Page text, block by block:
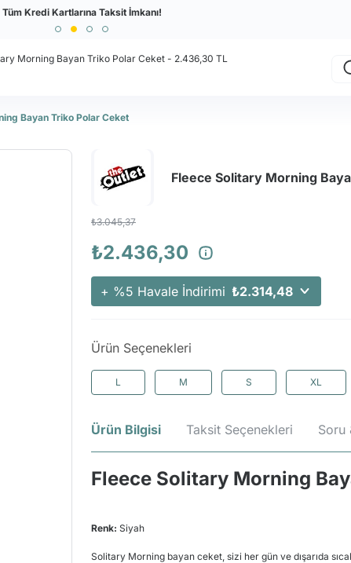
Türkiye'nin En Büyük Outdoor Sitesi
Tüm Kredi Kartlarına Taksit İmkanı!
Bayan Triko Polar Ceket
Fleece Solitary Morning
₺3.045,37
₺2.436,30
+ %5 Havale İndirimi ₺2.314,48
Ürün Seçenekleri
L M S XL
Ürün Bilgisi Taksit Seçenekleri Soru
Fleece Solitary Morning
Renk: Siyah
Solitary Morning bayan ceket, sizi her gün ve dışarıda